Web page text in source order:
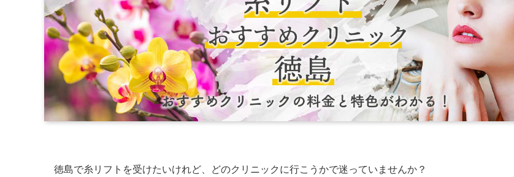
徳島で糸リフトを受けたいけれど、どのクリニックに行こうかで迷っていませんか？